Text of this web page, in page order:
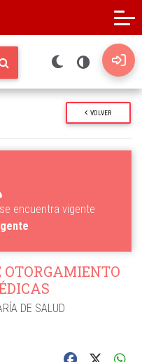
VOLVER
encuentra vigente
OTORGAMIENTO
DE SALUD